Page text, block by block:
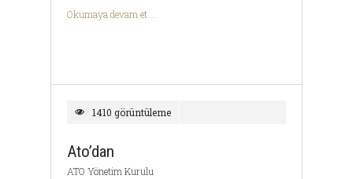
Okumaya devam et ...
1410 görüntüleme
Ato’dan
ATO Yönetim Kurulu